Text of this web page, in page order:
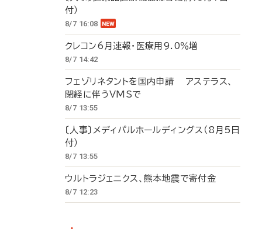
付）
8/7 16:08
クレコン6月速報・医療用9.0％増
8/7 14:42
フェゾリネタントを国内申請 アステラス、
閉経に伴うVMSで
8/7 13:55
〔人事〕メディパルホールディングス（8月5日
付）
8/7 13:55
ウルトラジェニクス、熊本地震で寄付金
8/7 12:23